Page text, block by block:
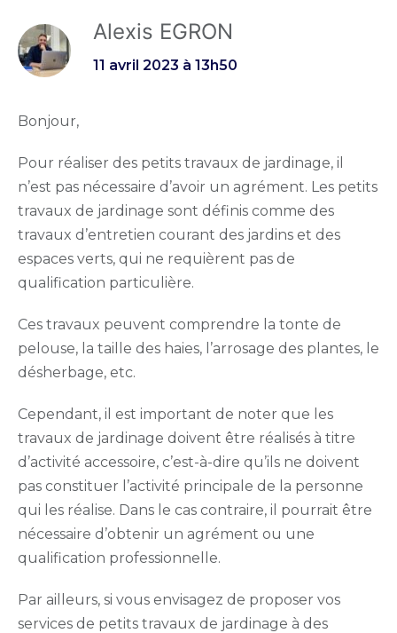
Alexis EGRON
11 avril 2023 à 13h50
Bonjour,
Pour réaliser des petits travaux de jardinage, il
n’est pas nécessaire d’avoir un agrément. Les petits
travaux de jardinage sont définis comme des
travaux d’entretien courant des jardins et des
espaces verts, qui ne requièrent pas de
qualification particulière.
Ces travaux peuvent comprendre la tonte de
pelouse, la taille des haies, l’arrosage des plantes, le
désherbage, etc.
Cependant, il est important de noter que les
travaux de jardinage doivent être réalisés à titre
d’activité accessoire, c’est-à-dire qu’ils ne doivent
pas constituer l’activité principale de la personne
qui les réalise. Dans le cas contraire, il pourrait être
nécessaire d’obtenir un agrément ou une
qualification professionnelle.
Par ailleurs, si vous envisagez de proposer vos
services de petits travaux de jardinage à des